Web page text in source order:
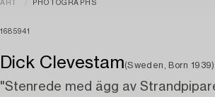
ART PHOTOGRAPHS
1685941
Dick Clevestam(Sweden, Born 1939)
"Stenrede med ägg av